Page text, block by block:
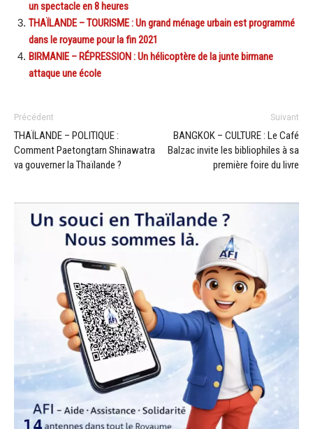
un spectacle en 8 heures
THAÏLANDE – TOURISME : Un grand ménage urbain est programmé
dans le royaume pour la fin 2021
BIRMANIE – RÉPRESSION : Un hélicoptère de la junte birmane
attaque une école
Précédent
THAÏLANDE – POLITIQUE :
Comment Paetongtarn Shinawatra
va gouverner la Thaïlande ?
Suivant
BANGKOK – CULTURE : Le Café
Balzac invite les bibliophiles à sa
première foire du livre